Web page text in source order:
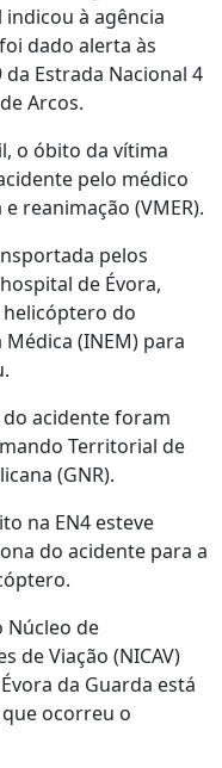
à agência
dado alerta às
Estrada Nacional 4
Arcos.
o óbito da vítima
pelo médico
reanimação (VMER).
pelos
de Évora,
do
(INEM) para
acidente foram
Territorial de
(GNR).
na EN4 esteve
do acidente para a
Núcleo de
de Viação (NICAV)
da Guarda está
ocorreu o